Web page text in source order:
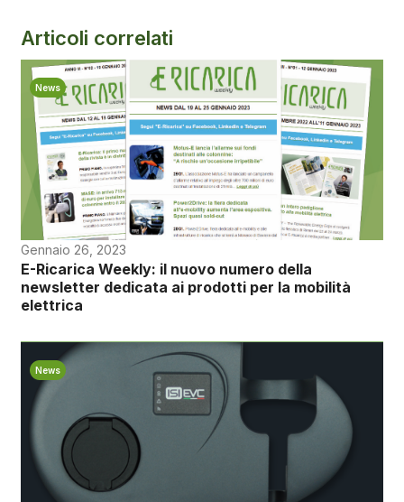
Articoli correlati
News
Gennaio 26, 2023
E-Ricarica Weekly: il nuovo numero della
newsletter dedicata ai prodotti per la mobilità
elettrica
News